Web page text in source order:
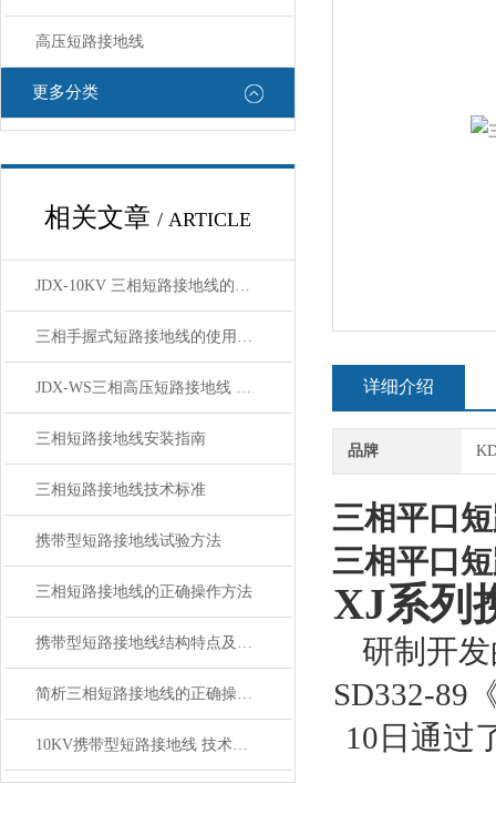
高压短路接地线
更多分类
相关文章 / ARTICLE
JDX-10KV 三相短路接地线的基础知识，一篇搞定
三相手握式短路接地线的使用和维护说明
JDX-WS三相高压短路接地线 技术参数
三相短路接地线安装指南
三相短路接地线技术标准
携带型短路接地线试验方法
三相短路接地线的正确操作方法
携带型短路接地线结构特点及使用方法
简析三相短路接地线的正确操作方法
10KV携带型短路接地线 技术要求使用和维护
详细介绍
品牌
三相平口
三相平口
XJ系列
研制开
SD332-89
10日通过